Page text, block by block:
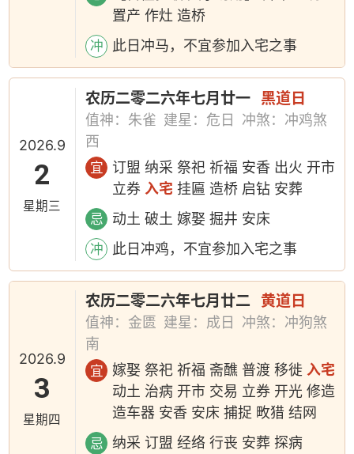
置产 作灶 造桥
冲 此日冲马，不宜参加入宅之事
2026.9
2
星期三
农历二零二六年七月廿一 黑道日
值神：朱雀 建星：危日
冲煞：冲鸡煞
西
宜
订盟 纳采 祭祀 祈福 安香 出火 开市
立券 入宅 挂匾 造桥 启钻 安葬
忌 动土 破土 嫁娶 掘井 安床
冲 此日冲鸡，不宜参加入宅之事
2026.9
3
星期四
农历二零二六年七月廿二 黄道日
值神：金匮 建星：成日
冲煞：冲狗煞
南
宜 嫁娶 祭祀 祈福 斋醮 普渡 移徙入宅
动土 治病 开市 交易 立券 开光 修造
造车器 安香 安床 捕捉 畋猎 结网
忌 纳采 订盟 经络 行丧 安葬 探病